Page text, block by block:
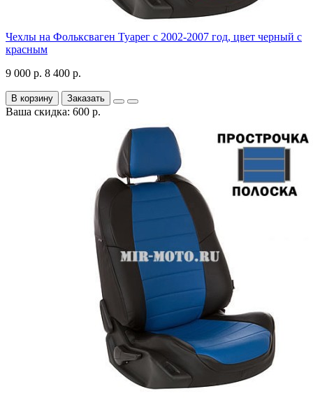
Чехлы на Фольксваген Туарег с 2002-2007 год, цвет черный с
красным
9 000 р. 8 400 р.
В корзину Заказать
Ваша скидка: 600 р.